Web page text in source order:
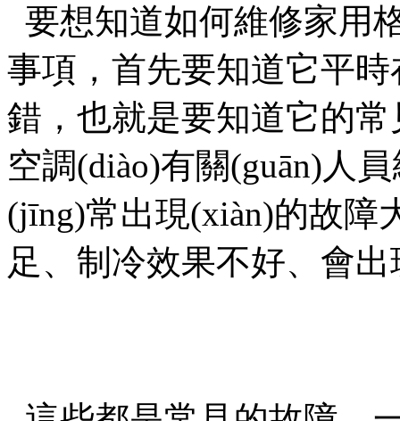
要想知道如何維修家用
事項，首先要知道它
錯，也就是要知道它的常見
空調(diào)有關(guān)人員
(jīng)常出現(xiàn)的故障
足、制冷效果不好、